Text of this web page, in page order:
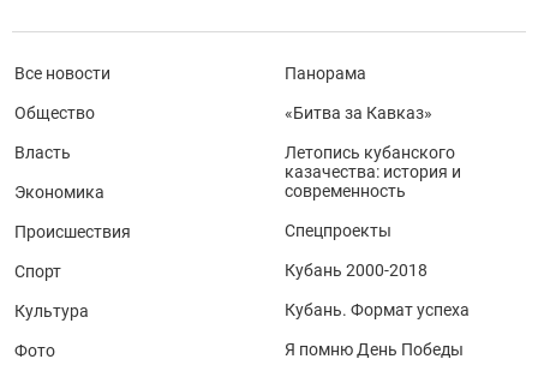
Все новости
Общество
Власть
Экономика
Происшествия
Спорт
Культура
Фото
Панорама
«Битва за Кавказ»
Летопись кубанского
казачества: история и
современность
Спецпроекты
Кубань 2000-2018
Кубань. Формат успеха
Я помню День Победы